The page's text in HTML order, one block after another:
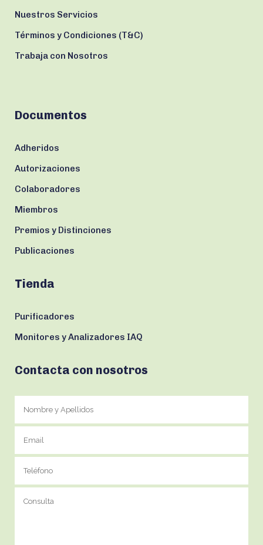
Nuestros Servicios
Términos y Condiciones (T&C)
Trabaja con Nosotros
Documentos
Adheridos
Autorizaciones
Colaboradores
Miembros
Premios y Distinciones
Publicaciones
Tienda
Purificadores
Monitores y Analizadores IAQ
Contacta con nosotros